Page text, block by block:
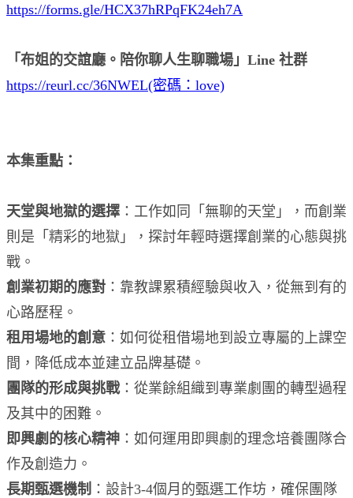
https://forms.gle/HCX37hRPqFK24eh7A
「布姐的交誼廳。陪你聊人生聊職場」Line 社群
https://reurl.cc/36NWEL(密碼：love)
本集重點：
天堂與地獄的選擇 ：工作如同「無聊的天堂」，而創業
則是「精彩的地獄」，探討年輕時選擇創業的心態與挑
戰。
創業初期的應對 ：靠教課累積經驗與收入，從無到有的
心路歷程。
租用場地的創意 ：如何從租借場地到設立專屬的上課空
間，降低成本並建立品牌基礎。
團隊的形成與挑戰：從業餘組織到專業劇團的轉型過程
及其中的困難。
即興劇的核心精神 ：如何運用即興劇的理念培養團隊合
作及創造力。
長期甄選機制 ：設計3-4個月的甄選工作坊，確保團隊